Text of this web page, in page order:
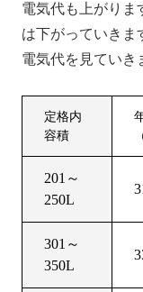
電気代も上がりま
は下がっていき
電気代を見ていき
定格内
容積
201～
250L
301～
350L